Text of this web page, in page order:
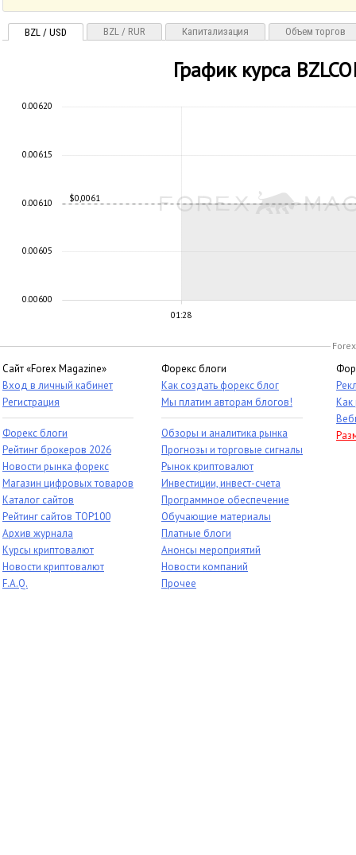
BZL / USD BZL / RUR Капитализация Объем торгов
График курса
01:28
$0,0061
0.00600
0.00605
0.00610
0.00615
0.00620
Сайт «Forex Magazine»
Вход в личный кабинет
Регистрация
Форекс блоги
Рейтинг брокеров 2026
Новости рынка форекс
Магазин цифровых товаров
Каталог сайтов
Рейтинг сайтов TOP100
Архив журнала
Курсы криптовалют
Новости криптовалют
F.A.Q.
Форекс блоги
Как создать форекс блог
Мы платим авторам блогов!
Обзоры и аналитика рынка
Прогнозы и торговые сигналы
Рынок криптовалют
Инвестиции, инвест-счета
Программное обеспечение
Обучающие материалы
Платные блоги
Анонсы мероприятий
Новости компаний
Прочее
Как